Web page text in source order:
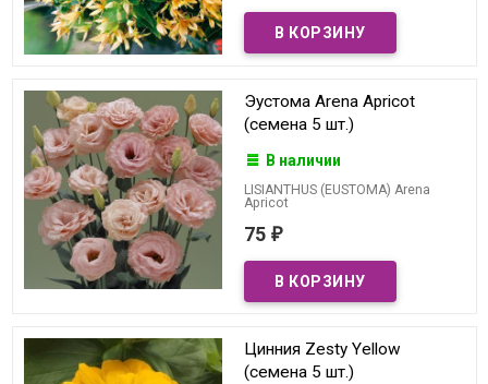
Эустома Arena Apricot
(семена 5 шт.)
В наличии
LISIANTHUS (EUSTOMA) Arena
Apricot
75 ₽
Цинния Zesty Yellow
(семена 5 шт.)